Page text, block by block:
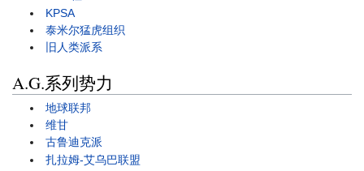
KPSA
泰米尔猛虎组织
旧人类派系
A.G.系列势力
地球联邦
维甘
古鲁迪克派
扎拉姆-艾乌巴联盟